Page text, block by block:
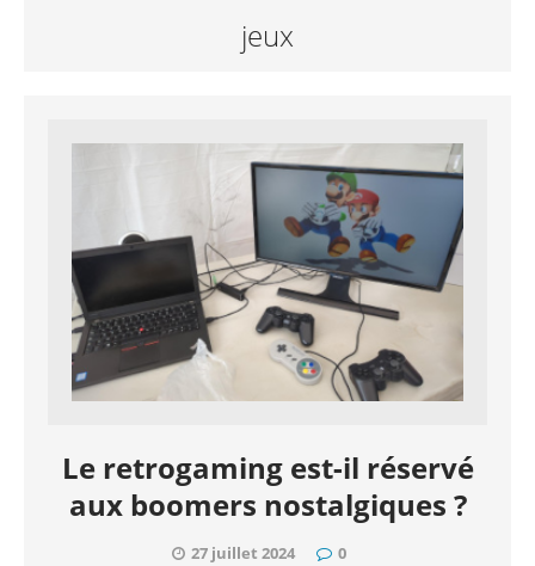
jeux
Le retrogaming est-il réservé
aux boomers nostalgiques ?
27 juillet 2024 0